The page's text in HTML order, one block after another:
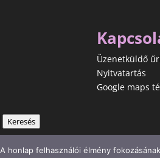
Keresés
Üzenetküldő
Nyitvatartás
Google maps
A honlap felhasználói élmény